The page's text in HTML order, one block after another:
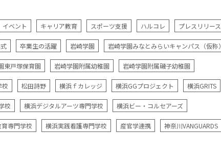
イベント キャリア教育 スポーツ支援 ハルコレ プレスリリース
卒業生の活躍 岩崎学園 岩崎学園みなとみらいキャンパス（仮称）
東戸塚保育園 岩崎学園附属幼稚園 岩崎学園附属磯子幼稚園
校 松田詩野 横浜ｆカレッジ 横浜GGプロジェクト 横浜GRITS
校 横浜デジタルアーツ専門学校 横浜ビー・コルセアーズ
専門学校 横浜実践看護専門学校 産官学連携 神奈川VANGUARDS